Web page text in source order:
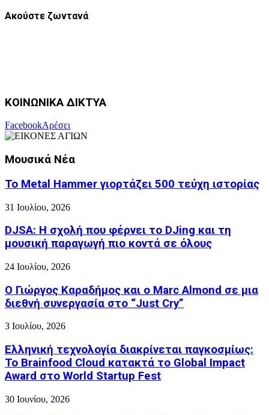
Ακούστε ζωντανά
ΚΟΙΝΩΝΙΚΑ ΔΙΚΤΥΑ
FacebookΑρέσει
Μουσικά Νέα
Το Metal Hammer γιορτάζει 500 τεύχη ιστορίας
31 Ιουλίου, 2026
DJSA: Η σχολή που φέρνει το DJing και τη
μουσική παραγωγή πιο κοντά σε όλους
24 Ιουλίου, 2026
Ο Γιώργος Καραδήμος και ο Marc Almond σε μια
διεθνή συνεργασία στο “Just Cry”
3 Ιουλίου, 2026
Ελληνική τεχνολογία διακρίνεται παγκοσμίως:
Το Brainfood Cloud κατακτά το Global Impact
Award στο World Startup Fest
30 Ιουνίου, 2026